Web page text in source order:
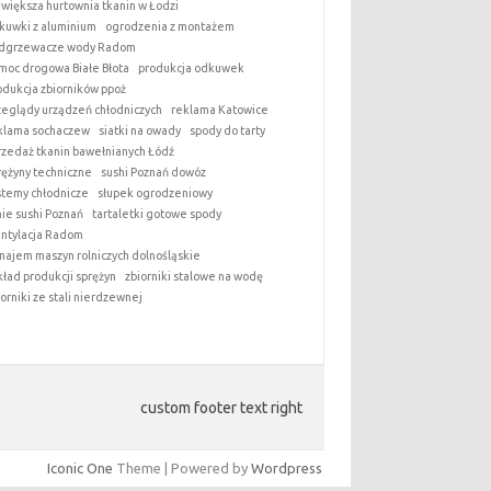
hurtownia tkanin w Łodzi
z aluminium
ogrodzenia z montażem
wody Radom
drogowa Białe Błota
produkcja odkuwek
zbiorników ppoż
urządzeń chłodniczych
reklama Katowice
sochaczew
siatki na owady
spody do tarty
tkanin bawełnianych Łódź
techniczne
sushi Poznań dowóz
chłodnicze
słupek ogrodzeniowy
sushi Poznań
tartaletki gotowe spody
Radom
maszyn rolniczych dolnośląskie
produkcji sprężyn
zbiorniki stalowe na wodę
ze stali nierdzewnej
custom footer text right
Iconic One Theme | Powered by Wordpress